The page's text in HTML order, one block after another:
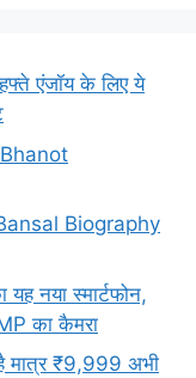
एंजॉय के लिए ये
Bhanot
Biography
नया स्मार्टफोन,
का कैमरा
है मात्र ₹9,999 अभी